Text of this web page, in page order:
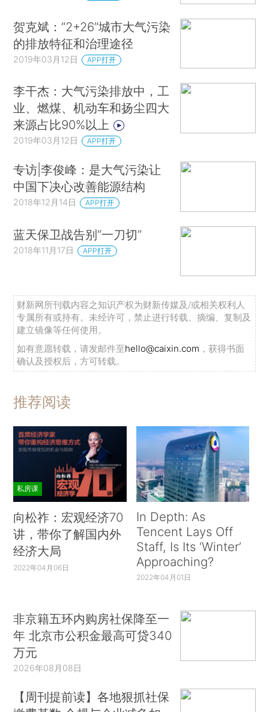
贺克斌：“2+26”城市大气污染
的排放特征和治理途径
2019年03月12日 APP打开
李干杰：大气污染排放中，工
业、燃煤、机动车和扬尘四大
来源占比90%以上
2019年03月12日 APP打开
专访|李俊峰：是大气污染让
中国下决心改善能源结构
2018年12月14日 APP打开
蓝天保卫战告别“一刀切”
2018年11月17日 APP打开
财新网所刊载内容之知识产权为财新传媒及/或相关权利人
专属所有或持有。未经许可，禁止进行转载、摘编、复制及
建立镜像等任何使用。
如有意愿转载，请发邮件至hello@caixin.com ，获得书面
确认及授权后，方可转载。
推荐阅读
私房课
向松祚：宏观经济70
讲，带你了解国内外
经济大局
2022年04月06日
In Depth: As
Tencent Lays Off
Staff, Is Its ‘Winter’
Approaching?
2022年04月01日
非京籍五环内购房社保降至一
年 北京市公积金最高可贷340
万元
2026年08月08日
【周刊提前读】各地狠抓社保